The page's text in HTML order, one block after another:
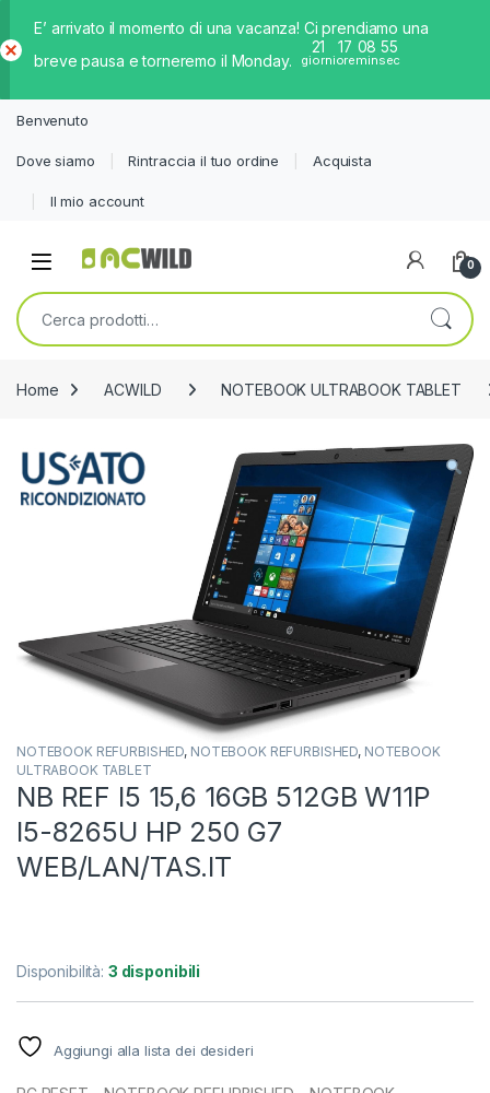
E’ arrivato il momento di una vacanza! Ci prendiamo una
breve pausa e torneremo il Monday.
21
giorni
17
ore
08
min
55
sec
iud
Benvenuto
Dove siamo Rintraccia il tuo ordine Acquista
Il mio account
0
Cerca:
Home ACWILD NOTEBOOK ULTRABOOK TABLET
NOTEBOOK REFURBISHED, NOTEBOOK REFURBISHED, NOTEBOOK
ULTRABOOK TABLET
NB REF I5 15,6 16GB 512GB W11P
I5-8265U HP 250 G7
WEB/LAN/TAS.IT
Disponibilità: 3 disponibili
Aggiungi alla lista dei desideri